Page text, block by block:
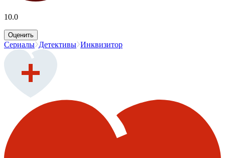
10.0
Оценить
Сериалы Детективы Инквизитор